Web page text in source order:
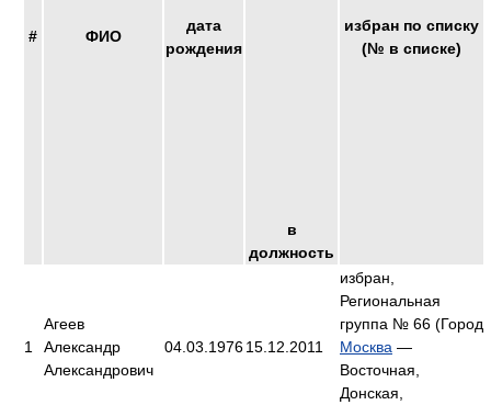
# ФИО
дата
рождения
в
должность
избран по списку
(№ в списке)
1
Агеев
Александр
Александрович
04.03.197615.12.2011
избран,
Региональная
группа № 66 (Город
Москва —
Восточная,
Донская,